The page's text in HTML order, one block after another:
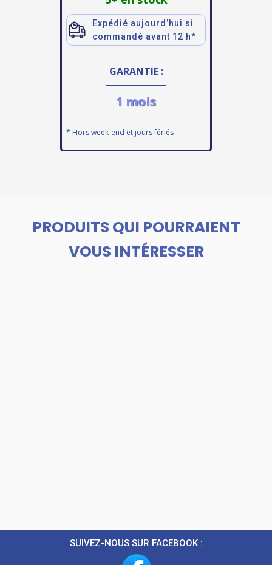
Expédié aujourd’hui si
commandé avant 12 h*
GARANTIE :
1 mois
* Hors week-end et jours fériés
PRODUITS QUI POURRAIENT
VOUS INTÉRESSER
SUIVEZ-NOUS SUR FACEBOOK :